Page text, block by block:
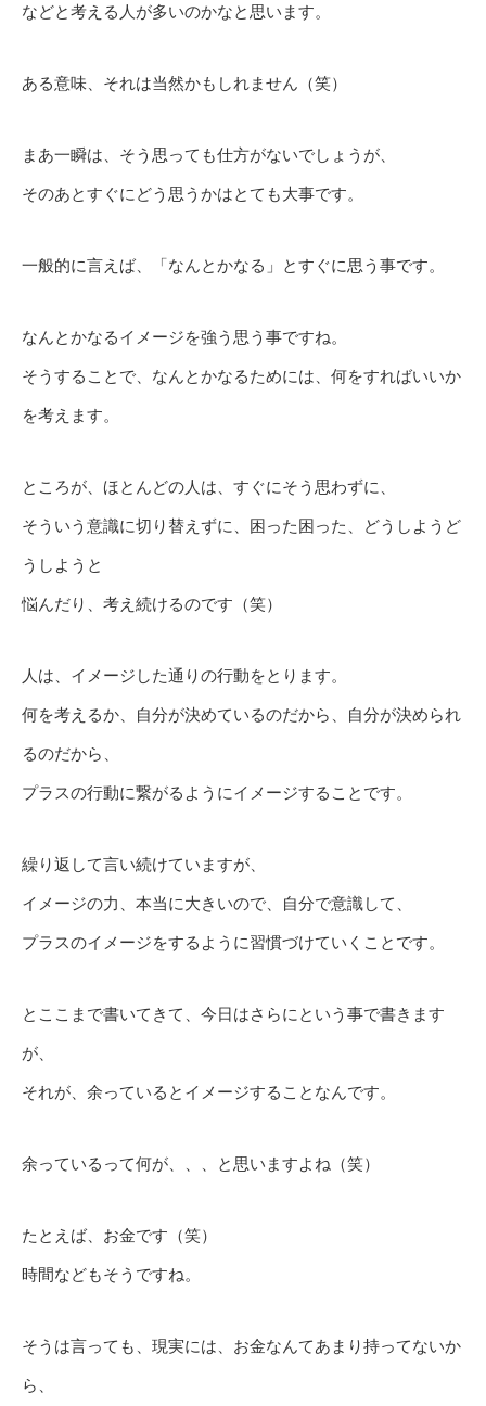
などと考える人が多いのかなと思います。
ある意味、それは当然かもしれません（笑）
まあ一瞬は、そう思っても仕方がないでしょうが、
そのあとすぐにどう思うかはとても大事です。
一般的に言えば、「なんとかなる」とすぐに思う事です。
なんとかなるイメージを強う思う事ですね。
そうすることで、なんとかなるためには、何をすればいいか
を考えます。
ところが、ほとんどの人は、すぐにそう思わずに、
そういう意識に切り替えずに、困った困った、どうしようど
うしようと
悩んだり、考え続けるのです（笑）
人は、イメージした通りの行動をとります。
何を考えるか、自分が決めているのだから、自分が決められ
るのだから、
プラスの行動に繋がるようにイメージすることです。
繰り返して言い続けていますが、
イメージの力、本当に大きいので、自分で意識して、
プラスのイメージをするように習慣づけていくことです。
とここまで書いてきて、今日はさらにという事で書きます
が、
それが、余っているとイメージすることなんです。
余っているって何が、、、と思いますよね（笑）
たとえば、お金です（笑）
時間などもそうですね。
そうは言っても、現実には、お金なんてあまり持ってないか
ら、